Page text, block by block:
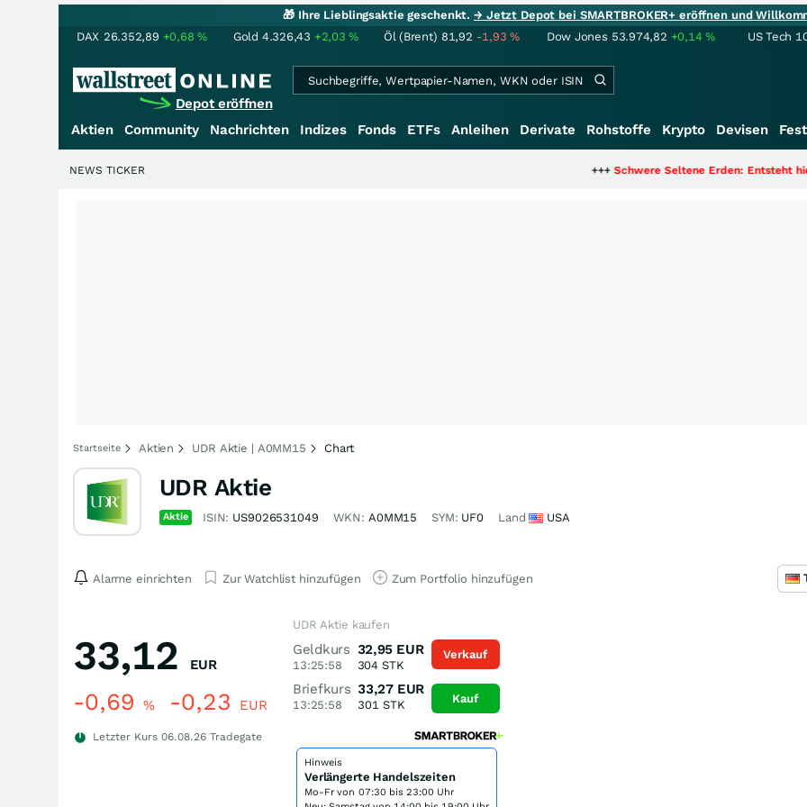
🎁 Ihre Lieblingsaktie geschenkt.→ Jetzt Depot bei SMARTBROKER+ eröffnen und
DAX 26.352,89 +0,68% Gold 4.326,43 +2,03% Öl (Brent) 81,92 -1,93% Dow Jones 53.974,82 +0,14% US Tech
Depot eröffnen
Aktien Community Nachrichten Indizes Fonds ETFs Anleihen Derivate Rohstoffe Krypto Devisen
Schwere Seltene Erden: Entsteht hier die
NEWS TICKER
Startseite Aktien UDR Aktie | A0MM15 Chart
UDR Aktie
Aktie ISIN: US9026531049 WKN: A0MM15 SYM: UF0 Land USA
Alarme einrichten Zur Watchlist hinzufügen Zum Portfolio hinzufügen
33,12 EUR
-0,69 % -0,23 EUR
Letzter Kurs 06.08.26 Tradegate
UDR Aktie kaufen
Geldkurs
13:25:58
32,95 EUR
304 STK
Briefkurs
13:25:58
33,27 EUR
301 STK
Verkauf
Kauf
Hinweis
Verlängerte Handelszeiten
Mo-Fr von 07:30 bis 23:00 Uhr